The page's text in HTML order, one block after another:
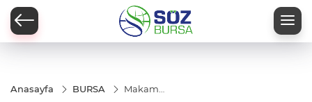
Anasayfa BURSA
Makam